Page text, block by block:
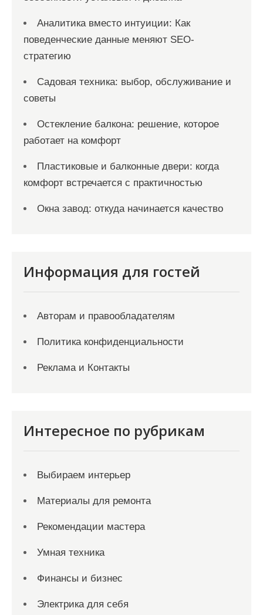
Аналитика вместо интуиции: Как
поведенческие данные меняют SEO-
стратегию
Садовая техника: выбор, обслуживание и
советы
Остекление балкона: решение, которое
работает на комфорт
Пластиковые и балконные двери: когда
комфорт встречается с практичностью
Окна завод: откуда начинается качество
Информация для гостей
Авторам и правообладателям
Политика конфиденциальности
Реклама и Контакты
Интересное по рубрикам
Выбираем интерьер
Материалы для ремонта
Рекомендации мастера
Умная техника
Финансы и бизнес
Электрика для себя